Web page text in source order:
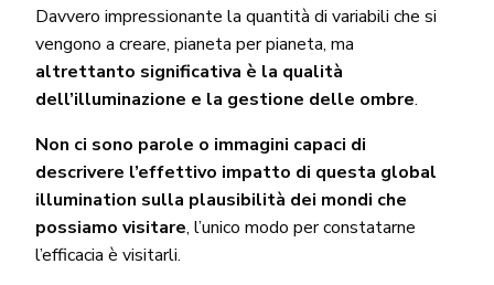
Davvero impressionante la quantità di variabili che si
vengono a creare, pianeta per pianeta, ma
altrettanto significativa è la qualità
dell’illuminazione e la gestione delle ombre.
Non ci sono parole o immagini capaci di
descrivere l’effettivo impatto di questa global
illumination sulla plausibilità dei mondi che
possiamo visitare, l’unico modo per constatarne
l’efficacia è visitarli.